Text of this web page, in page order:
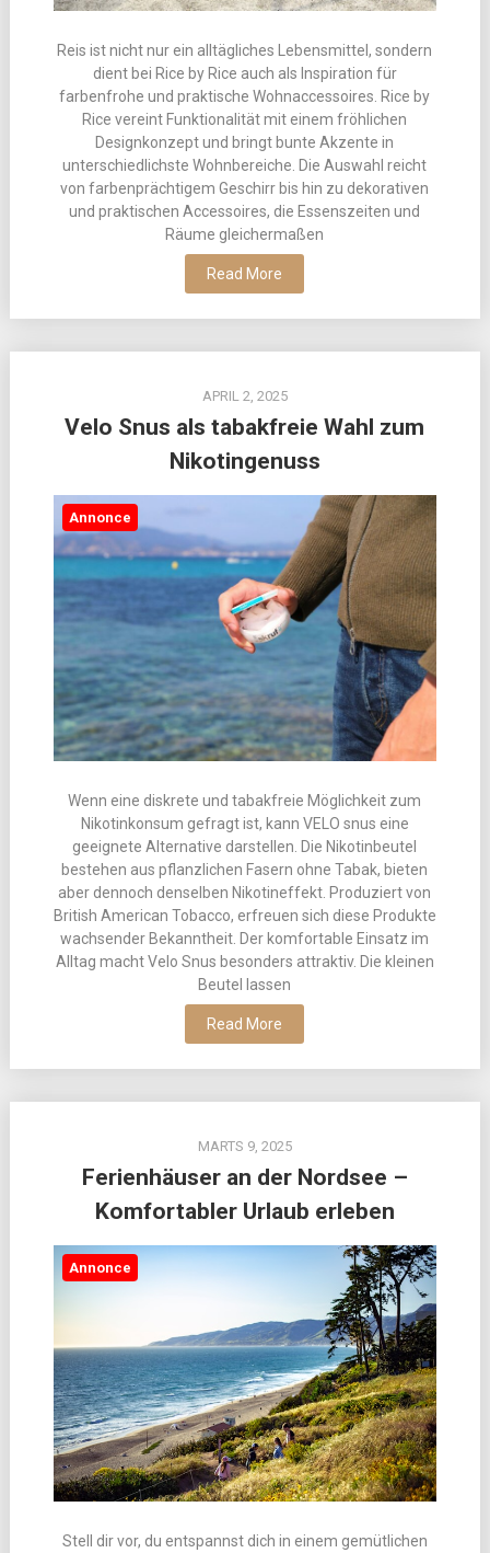
Reis ist nicht nur ein alltägliches Lebensmittel, sondern
dient bei Rice by Rice auch als Inspiration für
farbenfrohe und praktische Wohnaccessoires. Rice by
Rice vereint Funktionalität mit einem fröhlichen
Designkonzept und bringt bunte Akzente in
unterschiedlichste Wohnbereiche. Die Auswahl reicht
von farbenprächtigem Geschirr bis hin zu dekorativen
und praktischen Accessoires, die Essenszeiten und
Räume gleichermaßen
Read More
APRIL 2, 2025
Velo Snus als tabakfreie Wahl zum
Nikotingenuss
Annonce
Wenn eine diskrete und tabakfreie Möglichkeit zum
Nikotinkonsum gefragt ist, kann VELO snus eine
geeignete Alternative darstellen. Die Nikotinbeutel
bestehen aus pflanzlichen Fasern ohne Tabak, bieten
aber dennoch denselben Nikotineffekt. Produziert von
British American Tobacco, erfreuen sich diese Produkte
wachsender Bekanntheit. Der komfortable Einsatz im
Alltag macht Velo Snus besonders attraktiv. Die kleinen
Beutel lassen
Read More
MARTS 9, 2025
Ferienhäuser an der Nordsee –
Komfortabler Urlaub erleben
Annonce
Stell dir vor, du entspannst dich in einem gemütlichen